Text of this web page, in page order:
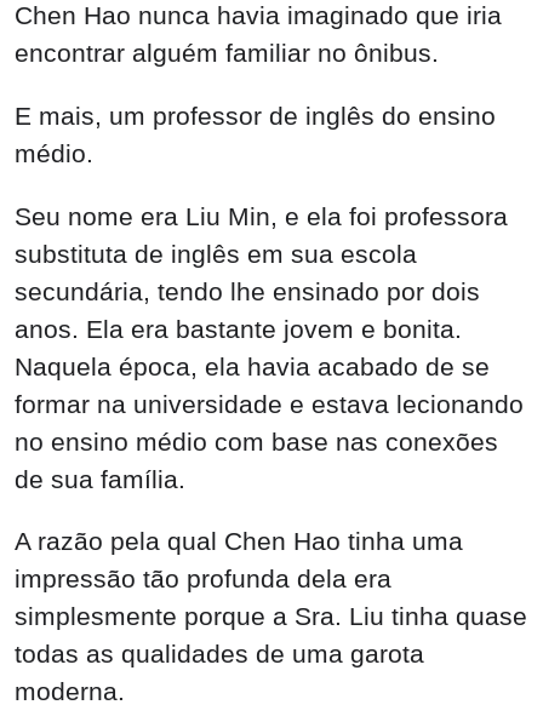
Chen Hao nunca havia imaginado que iria
encontrar alguém familiar no ônibus.
E mais, um professor de inglês do ensino
médio.
Seu nome era Liu Min, e ela foi professora
substituta de inglês em sua escola
secundária, tendo lhe ensinado por dois
anos. Ela era bastante jovem e bonita.
Naquela época, ela havia acabado de se
formar na universidade e estava lecionando
no ensino médio com base nas conexões
de sua família.